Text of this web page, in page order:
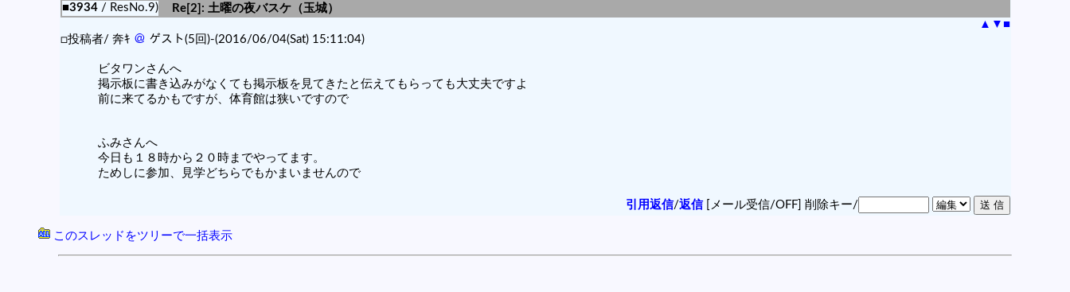
■3934/ ResNo.9)
Re[2]: 土曜の夜バスケ（玉城）
▲ ▼ ■
□投稿者/ 奔ｷ ＠ ゲスト(5回)-(2016/06/04(Sat) 15:11:04)
ビタワンさんへ
掲示板に書き込みがなくても掲示板を見てきたと伝えてもらっても大丈夫ですよ
前に来てるかもですが、体育館は狭いですので
ふみさんへ
今日も１８時から２０時までやってます。
ためしに参加、見学どちらでもかまいませんので
引用返信/返信[メール受信/OFF] 削除キー/
このスレッドをツリーで一括表示